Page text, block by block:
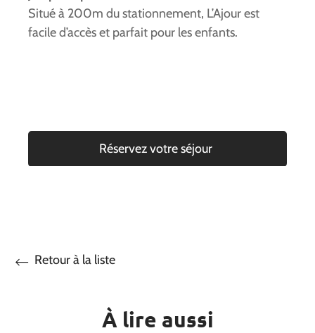
Situé à 200m du stationnement, L’Ajour est
facile d’accès et parfait pour les enfants.
Réservez votre séjour
Retour à la liste
À lire aussi